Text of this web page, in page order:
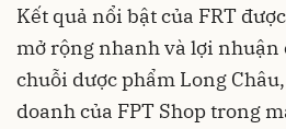
Kết quả nổi bật của FRT
mở rộng nhanh và lợi nhuận
chuỗi dược phẩm Long
doanh của FPT Shop trong